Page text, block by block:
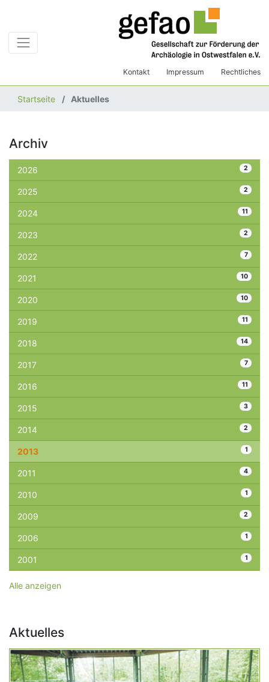
Kontakt Impressum Rechtliches
Startseite Aktuelles
Archiv
2026 2
2025 2
2024 11
2023 2
2022 7
2021 10
2020 10
2019 11
2018 14
2017 7
2016 11
2015 3
2014 2
2013 1
2011 4
2010 1
2009 2
2006 1
2001 1
Alle anzeigen
Aktuelles